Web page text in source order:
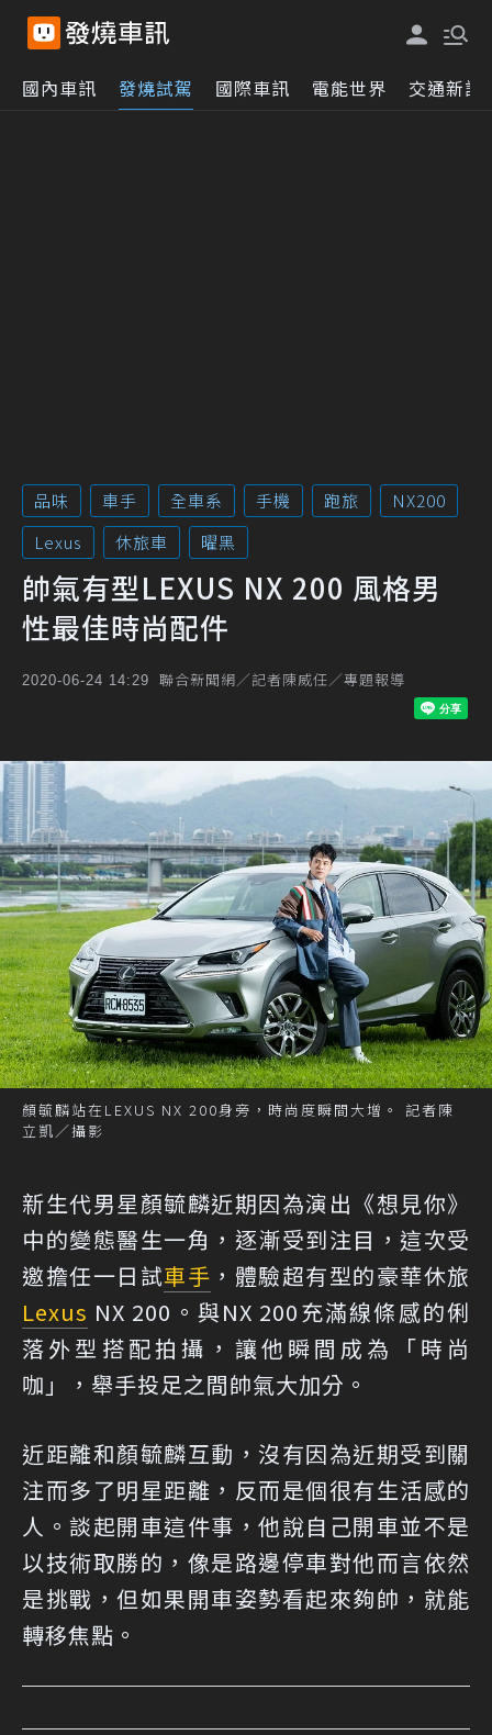
國內車訊 發燒試駕 國際車訊 電能世界 交通新訊
品味 車手 全車系 手機 跑旅
NX200
Lexus
休旅車 曜黑
帥氣有型LEXUS NX 200 風格男
性最佳時尚配件
2020-06-24 14:29 聯合新聞網／記者陳威任／專題報導
顏毓麟站在LEXUS NX 200身旁，時尚度瞬間大增。 記者陳
立凱／攝影
新生代男星顏毓麟近期因為演出《想見你》
中的變態醫生一角，逐漸受到注目，這次受
邀擔任一日試車手 ，體驗超有型的豪華休旅
Lexus NX 200。與NX 200充滿線條感的俐
落外型搭配拍攝，讓他瞬間成為「時尚
咖」，舉手投足之間帥氣大加分。
近距離和顏毓麟互動，沒有因為近期受到關
注而多了明星距離，反而是個很有生活感的
人。談起開車這件事，他說自己開車並不是
以技術取勝的，像是路邊停車對他而言依然
是挑戰，但如果開車姿勢看起來夠帥，就能
轉移焦點。